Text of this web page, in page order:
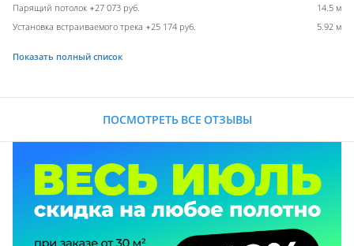
Парящий потолок +27 073 руб.
14.5 м
Установка встраиваемого трека +25 174 руб.
5.92 м
Показать полный список
ПОСМОТРЕТЬ ВСЕ ОТЗЫВЫ